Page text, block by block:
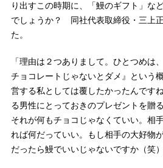
り出すこの時期に、「鰻のギフト」な
でしょうか？ 同社代表取締役・三上
た。
「理由は２つありまして。ひとつめは
チョコレートじゃないとダメ』という
営する私としては覆したかったんです
る男性にとっておきのプレゼントを贈
それが何もチョコじゃなくていい。相
れば何だっていい。もし相手の大好物
だったら鰻でいいじゃないですか（笑）